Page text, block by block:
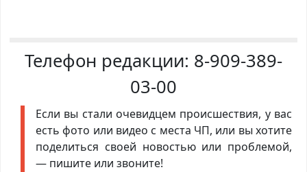
Телефон редакции: 8-909-389-
03-00
Если вы стали очевидцем происшествия, у вас
есть фото или видео с места ЧП, или вы хотите
поделиться своей новостью или проблемой,
— пишите или звоните!